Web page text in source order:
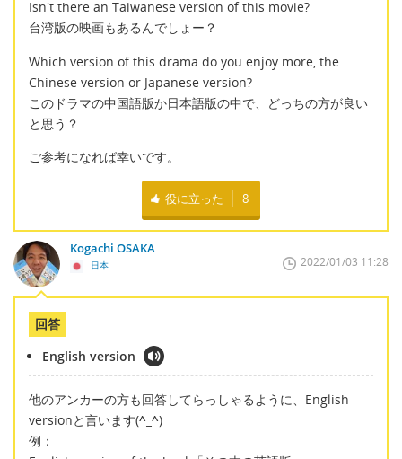
Isn't there an Taiwanese version of this movie?
台湾版の映画もあるんでしょー？
Which version of this drama do you enjoy more, the
Chinese version or Japanese version?
このドラマの中国語版か日本語版の中で、どっちの方が良い
と思う？
ご参考になれば幸いです。
役に立った 8
Kogachi OSAKA
日本 2022/01/03 11:28
回答
English version
他のアンカーの方も回答してらっしゃるように、English
versionと言います(^_^)
例：